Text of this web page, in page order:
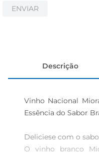
ENVIAR
Descrição
Vinho Nacional
Essência do Sabor
Deliciese com o
O vinho branco